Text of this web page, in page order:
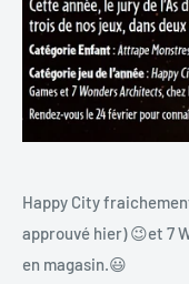
Happy City
approuvé hier) 😉et 7
en magasin.😃